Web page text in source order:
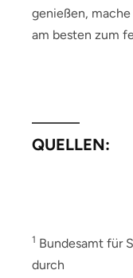
genießen,
am besten zum
QUELLEN:
1 Bundesamt für
durch